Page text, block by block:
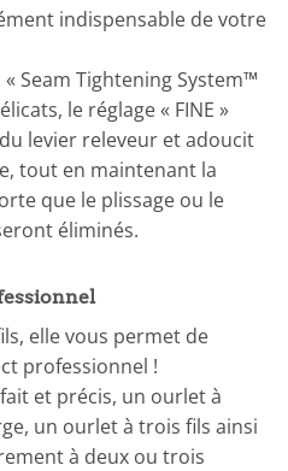
indispensable de votre
Seam Tightening System™
le réglage « FINE »
levier releveur et adoucit
tout en maintenant la
que le plissage ou le
éliminés.
elle vous permet de
professionnel !
et précis, un ourlet à
un ourlet à trois fils ainsi
à deux ou trois